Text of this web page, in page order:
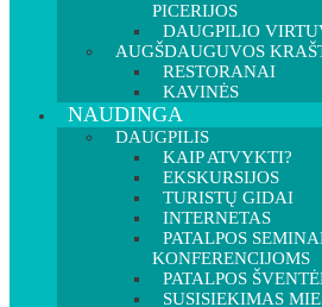
PICERIJOS
DAUGPILIO
AUGŠDAUGUVOS
RESTORANAI
KAVINĖS
NAUDINGA
DAUGPILIS
KAIP ATVYKTI?
EKSKURSIJOS
TURISTŲ GIDAI
INTERNETAS
PATALPOS
KONFERENCIJOMS
PATALPOS
SUSISIEKIMAS